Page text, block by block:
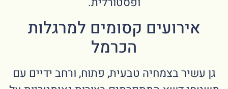
אירועים קסומים למרגלות
הכרמל
גן עשיר בצמחיה טבעית, פתוח, ורחב ידיים עם